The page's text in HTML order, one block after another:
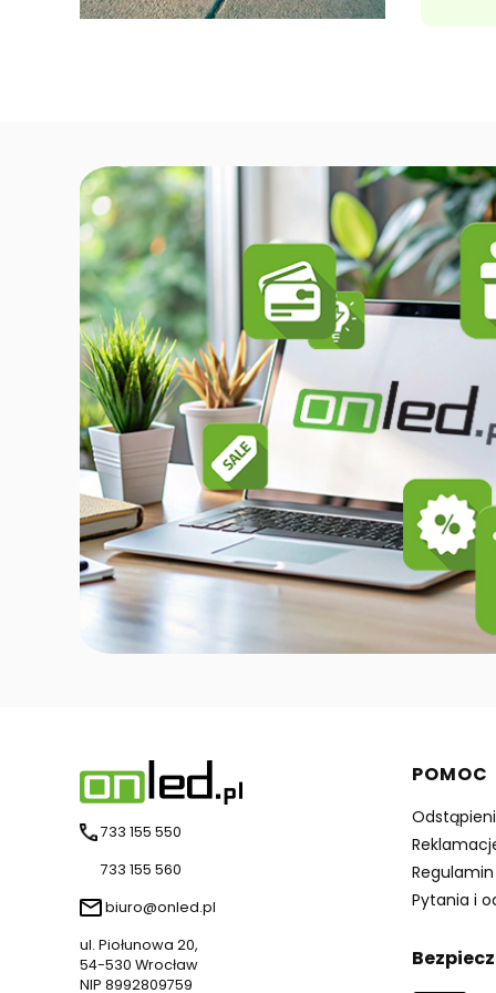
733 155 550
733 155 560
biuro@onled.pl
ul. Piołunowa 20,
54-530 Wrocław
NIP 8992809759
Linki
POMOC
Regulamin
Pytania i